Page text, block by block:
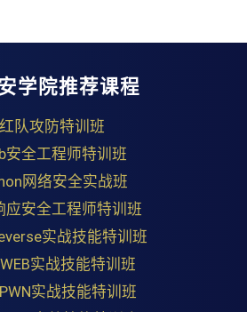
学院推荐课程
红队攻防特训班
安全工程师特训班
网络安全实战班
应安全工程师特训班
实战技能特训班
实战技能特训班
实战技能特训班